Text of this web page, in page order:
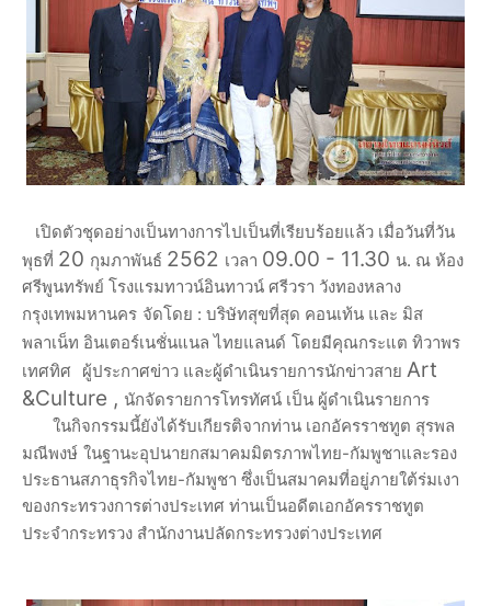
เปิดตัวชุดอย่างเป็นทางการไปเป็นที่เรียบร้อยแล้ว เมื่อวันที่วัน
พุธที่ 20 กุมภาพันธ์ 2562 เวลา 09.00 - 11.30 น. ณ ห้อง
ศรีพูนทรัพย์ โรงแรมทาวน์อินทาวน์ ศรีวรา วังทองหลาง
กรุงเทพมหานคร จัดโดย : บริษัทสุขที่สุด คอนเท้น และ มิส
พลาเน็ท อินเตอร์เนชั่นแนล ไทยแลนด์ โดยมีคุณกระแต ทิวาพร
เทศทิศ
ผู้ประกาศข่าว และผู้ดำเนินรายการนักข่าวสาย Art
&Culture , นักจัดรายการโทรทัศน์ เป็น ผู้ดำเนินรายการ
ในกิจกรรมนี้ยังได้รับเกียรติจากท่าน เอกอัครราชทูต สุรพล
มณีพงษ์ ในฐานะอุปนายกสมาคมมิตรภาพไทย-กัมพูชาและรอง
ประธานสภาธุรกิจไทย-กัมพูชา ซึ่งเป็นสมาคมที่อยู่ภายใต้ร่มเงา
ของกระทรวงการต่างประเทศ ท่านเป็นอดีตเอกอัครราชทูต
ประจำกระทรวง สำนักงานปลัดกระทรวงต่างประเทศ